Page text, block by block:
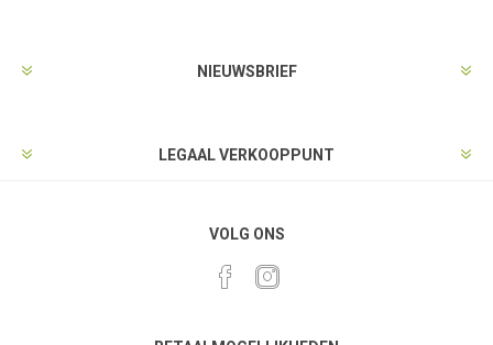
NIEUWSBRIEF
LEGAAL VERKOOPPUNT
VOLG ONS